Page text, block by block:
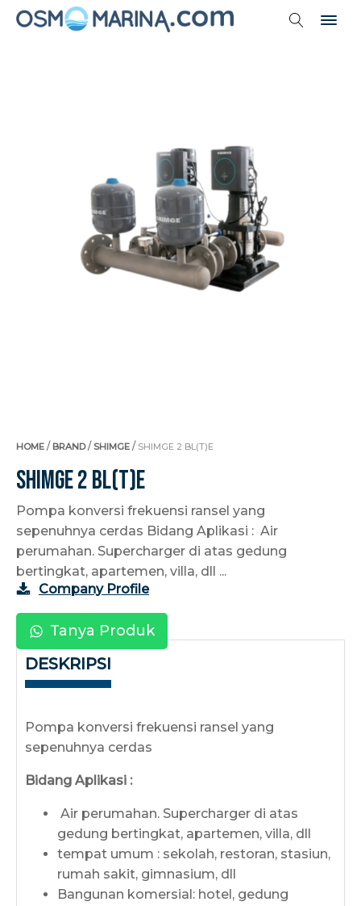
HOME / BRAND/ SHIMGE / SHIMGE 2 BL(T)E
Shimge 2 BL(T)E
Pompa konversi frekuensi ransel yang
sepenuhnya cerdas Bidang Aplikasi : Air
perumahan. Supercharger di atas gedung
bertingkat, apartemen, villa, dll ...
Company Profile
Tanya Produk
DESKRIPSI
Pompa konversi frekuensi ransel yang
sepenuhnya cerdas
Bidang Aplikasi :
Air perumahan. Supercharger di atas
gedung bertingkat, apartemen, villa, dll
tempat umum : sekolah, restoran, stasiun,
rumah sakit, gimnasium, dll
Bangunan komersial: hotel, gedung